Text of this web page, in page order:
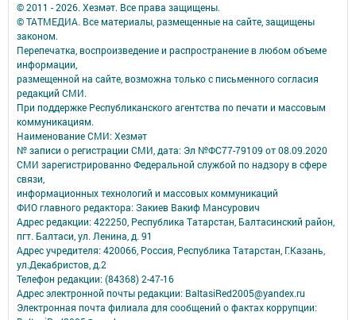
© 2011 - 2026. Хезмәт. Все права защищены.
© ТАТМЕДИА. Все материалы, размещенные на сайте, защищены
законом.
Перепечатка, воспроизведение и распространение в любом объеме
информации,
размещенной на сайте, возможна только с письменного согласия
редакций СМИ.
При поддержке Республиканского агентства по печати и массовым
коммуникациям.
Наименование СМИ: Хезмәт
№ записи о регистрации СМИ, дата: Эл №ФС77-79109 от 08.09.2020
СМИ зарегистрированно Федеральной службой по надзору в сфере
связи,
информационных технологий и массовых коммуникаций
ФИО главного редактора: Закиев Вакиф Мансурович
Адрес редакции: 422250, Республика Татарстан, Балтасинский район,
пгт. Балтаси, ул. Ленина, д. 91
Адрес учредителя: 420066, Россия, Республика Татарстан, Г.Казань,
ул.Декабристов, д.2
Телефон редакции: (84368) 2-47-16
Адрес электронной почты редакции: BaltasiRed2005@yandex.ru
Электронная почта филиала для сообщений о фактах коррупции: